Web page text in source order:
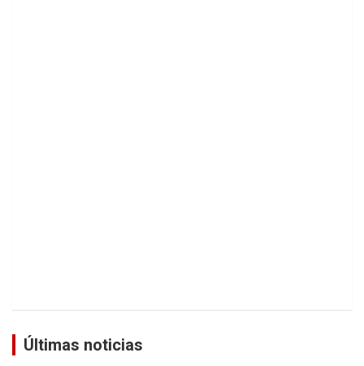
Últimas noticias